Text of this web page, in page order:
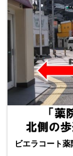
ビエラコート薬